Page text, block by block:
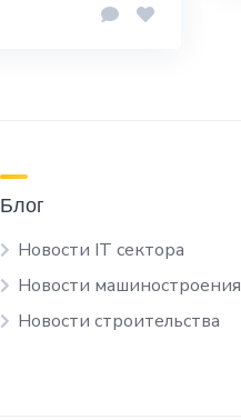
Блог
Новости IT сектора
Новости машиностроения
Новости строительства